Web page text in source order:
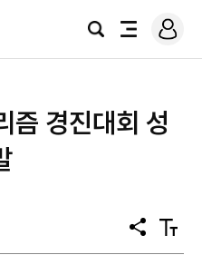
검
전
로
그
즘 경진대회 성
공
유
텍
스